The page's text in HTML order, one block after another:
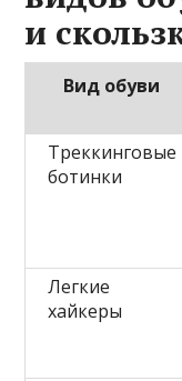
и
Вид обуви
Треккинговые
ботинки
Легкие
хайкеры